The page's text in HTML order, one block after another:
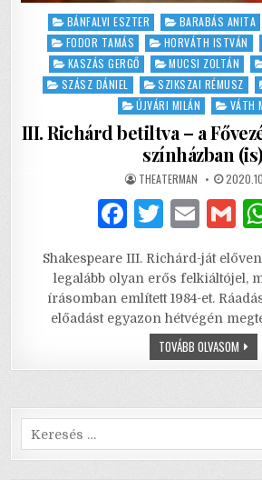
Posted
in
BÁNFALVI ESZTER BARABÁS ANITA
FODOR TAMÁS
HORVÁTH ISTVÁN
KASZÁS GERGŐ
MUCSI ZOLTÁN
SZÁSZ DÁNIEL
SZIKSZAI RÉMUSZ
ÚJVÁRI MILÁN
VÁTH
III. Richárd betiltva – a
színházban (is)
AUTHOR:
THEATERMAN
DATE:
F
c
e
b
k
T
it
te
r
E
ai
l
G
ai
l
Shakespeare III. Richárd-ját
legalább olyan erős felkiáltójel,
írásomban említett 1984-et.
előadást egyazon hétvégén
TOVÁBB OLVASOMIII.
(IS)
Search
for: